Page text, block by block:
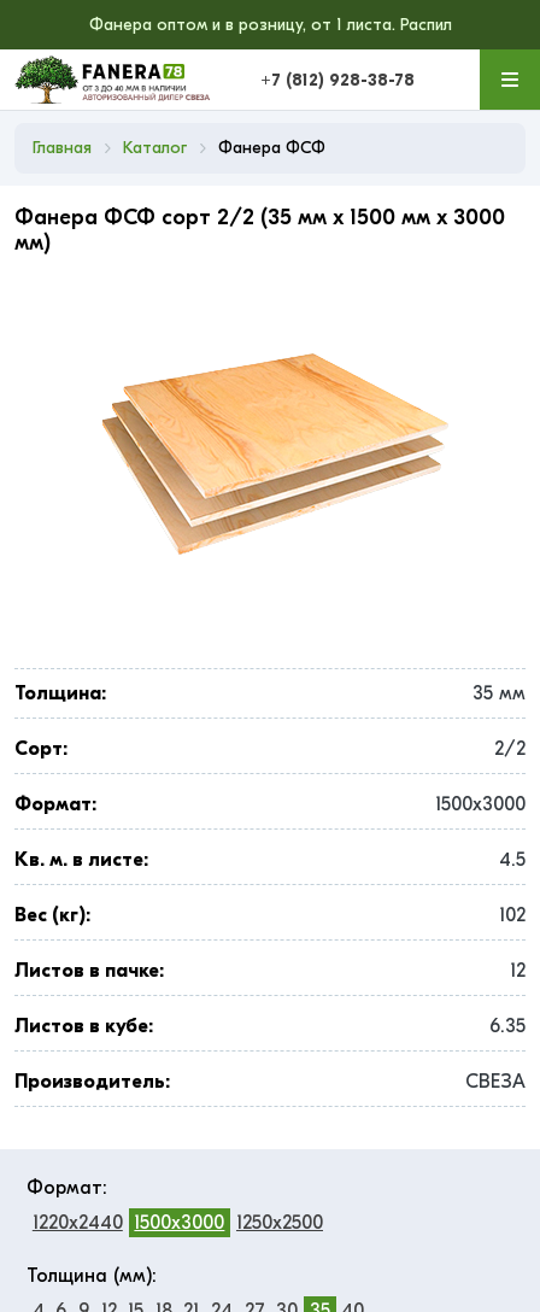
Фанера оптом и в розницу, от 1 листа. Распил
+7 (812) 928-38-78
Главная Каталог Фанера ФСФ
Фанера ФСФ сорт 2/2 (35 мм x 1500 мм x 3000
мм)
Толщина: 35 мм
Сорт: 2/2
Формат: 1500x3000
Кв. м. в листе: 4.5
Вес (кг): 102
Листов в пачке: 12
Листов в кубе: 6.35
Производитель: СВЕЗА
Формат:
1220x2440 1500x3000 1250x2500
Толщина (мм):